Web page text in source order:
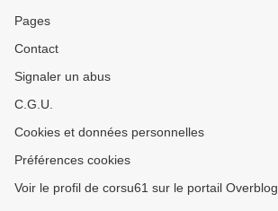
Pages
Contact
Signaler un abus
C.G.U.
Cookies et données personnelles
Préférences cookies
Voir le profil de corsu61 sur le portail Overblog